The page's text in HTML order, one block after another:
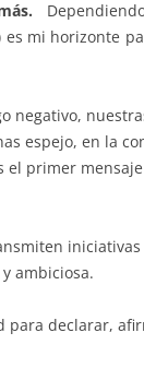
es mi horizonte
negativo,
espejo, en la
el primer
iniciativas
ambiciosa.
para declarar,